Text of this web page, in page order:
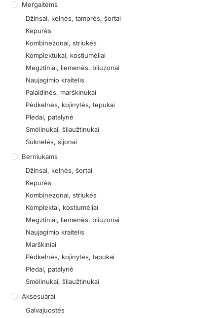
Mergaitėms
Džinsai, kelnės, tamprės, šortai
Kepurės
Kombinezonai, striukės
Komplektukai, kostiumėliai
Megztiniai, liemenės, bliuzonai
Naujagimio kraitelis
Palaidinės, marškinukai
Pėdkelnės, kojinytės, tepukai
Pledai, patalynė
Smėlinukai, šliaužtinukai
Suknelės, sijonai
Berniukams
Džinsai, kelnės, šortai
Kepurės
Kombinezonai, striukės
Komplektai, kostiumėliai
Megztiniai, liemenės, bliuzonai
Naujagimio kraitelis
Marškiniai
Pėdkelnės, kojinytės, tapukai
Pledai, patalynė
Smėlinukai, šliaužtinukai
Aksesuarai
Galvajuostės